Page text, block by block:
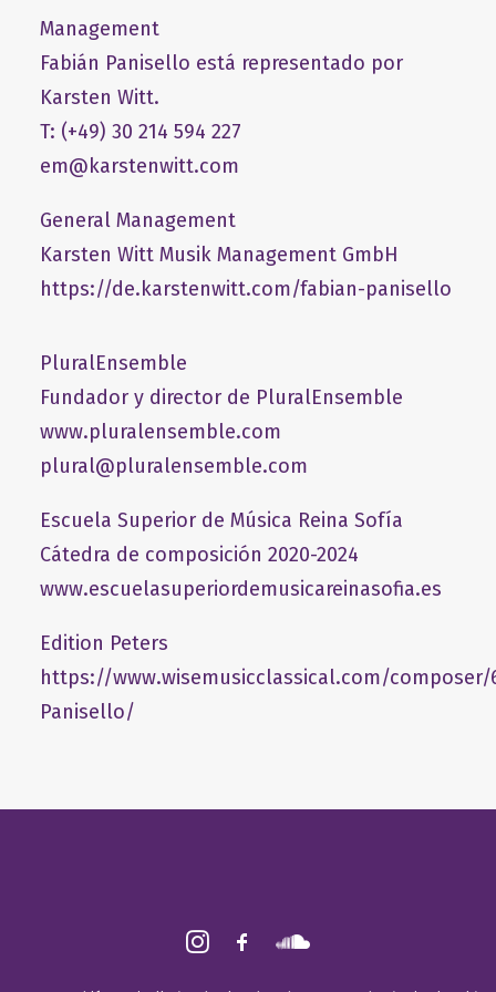
Management
Fabián Panisello está representado por
Karsten Witt.
T: (+49) 30 214 594 227
em@karstenwitt.com
General Management
​Karsten Witt Musik Management GmbH​
https://de.karstenwitt.com/fabian-panisello
PluralEnsemble
Fundador y director de PluralEnsemble
www.pluralensemble.com
plural@pluralensemble.com
Escuela Superior de Música Reina Sofía
Cátedra de composición 2020-2024
www.escuelasuperiordemusicareinasofia.es
Edition Peters
https://www.wisemusicclassical.com/composer/
Panisello/